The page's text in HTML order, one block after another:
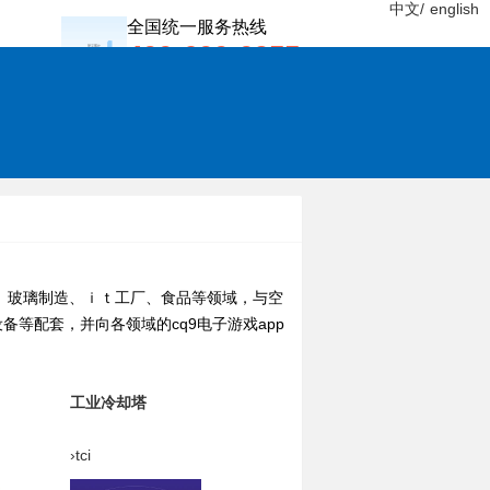
全国统一服务热线
400-600-0955
中文/ english
璃制造、ｉｔ工厂、食品等领域，与空
等配套，并向各领域的cq9电子游戏app
工业冷却塔
›tci